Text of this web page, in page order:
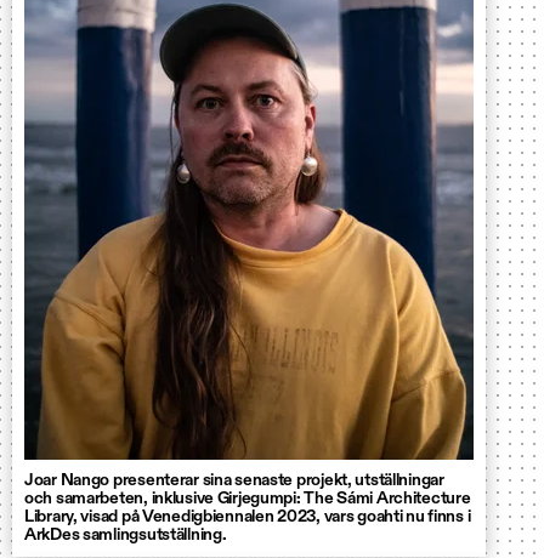
Joar Nango presenterar sina senaste projekt, utställningar
och samarbeten, inklusive Girjegumpi: The Sámi Architecture
Library, visad på Venedigbiennalen 2023, vars goahti nu finns i
ArkDes samlingsutställning.